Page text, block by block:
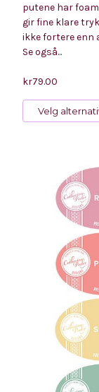
putene har
gir fine klare
ikke fortere enn
Se også...
kr79.00
Velg